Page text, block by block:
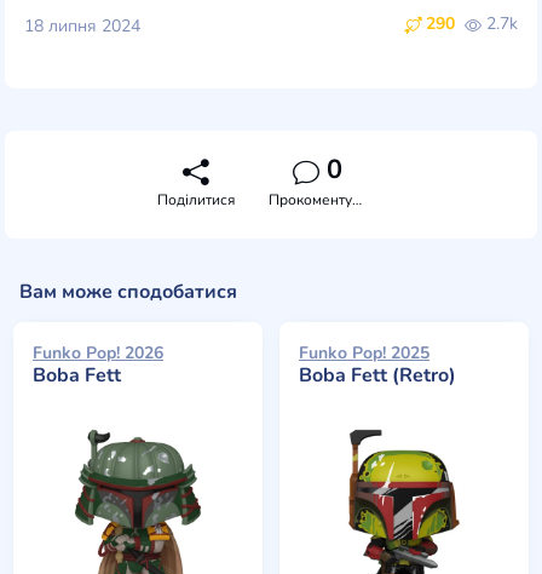
290 2.7k
18 липня 2024
Поділитися
0
Прокоментувати
Вам може сподобатися
Funko Pop! 2026
Boba Fett
Funko Pop! 2025
Boba Fett (Retro)